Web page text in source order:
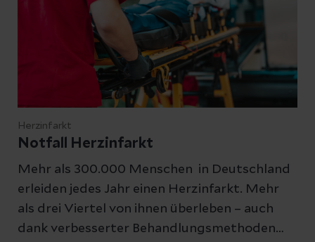
Herzinfarkt
Notfall Herzinfarkt
Mehr als 300.000 Menschen in Deutschland
erleiden jedes Jahr einen Herzinfarkt. Mehr
als drei Viertel von ihnen überleben – auch
dank verbesserter Behandlungsmethoden